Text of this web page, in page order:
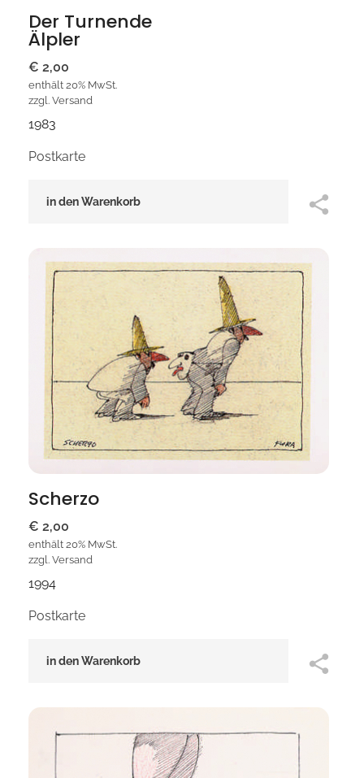
Der Turnende
Älpler
€ 2,00
enthält 20% MwSt.
zzgl. Versand
1983
Postkarte
in den Warenkorb
Scherzo
€ 2,00
enthält 20% MwSt.
zzgl. Versand
1994
Postkarte
in den Warenkorb